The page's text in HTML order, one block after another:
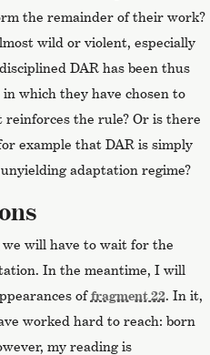
the remainder of their work?
wild or violent, especially
DAR has been thus
which they have chosen to
the rule? Or is there
example that DAR is simply
adaptation regime?
will have to wait for the
In the meantime, I will
offragment 22. In it,
worked hard to reach: born
my reading is